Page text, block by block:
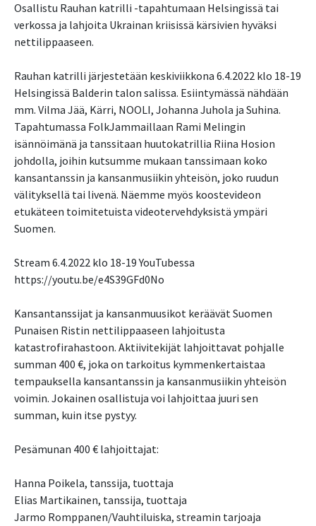
Osallistu Rauhan katrilli -tapahtumaan Helsingissä tai
verkossa ja lahjoita Ukrainan kriisissä kärsivien hyväksi
nettilippaaseen.
Rauhan katrilli järjestetään keskiviikkona 6.4.2022 klo 18-19
Helsingissä Balderin talon salissa. Esiintymässä nähdään
mm. Vilma Jää, Kärri, NOOLI, Johanna Juhola ja Suhina.
Tapahtumassa FolkJammaillaan Rami Melingin
isännöimänä ja tanssitaan huutokatrillia Riina Hosion
johdolla, joihin kutsumme mukaan tanssimaan koko
kansantanssin ja kansanmusiikin yhteisön, joko ruudun
välityksellä tai livenä. Näemme myös koostevideon
etukäteen toimitetuista videotervehdyksistä ympäri
Suomen.
Stream 6.4.2022 klo 18-19 YouTubessa
https://youtu.be/e4S39GFd0No
Kansantanssijat ja kansanmuusikot keräävät Suomen
Punaisen Ristin nettilippaaseen lahjoitusta
katastrofirahastoon. Aktiivitekijät lahjoittavat pohjalle
summan 400 €, joka on tarkoitus kymmenkertaistaa
tempauksella kansantanssin ja kansanmusiikin yhteisön
voimin. Jokainen osallistuja voi lahjoittaa juuri sen
summan, kuin itse pystyy.
Pesämunan 400 € lahjoittajat:
Hanna Poikela, tanssija, tuottaja
Elias Martikainen, tanssija, tuottaja
Jarmo Romppanen/Vauhtiluiska, streamin tarjoaja